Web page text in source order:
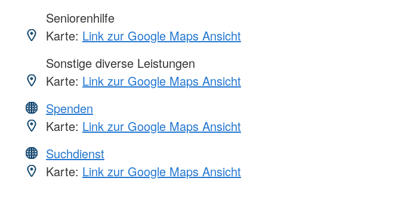
Seniorenhilfe
Karte: Link zur Google Maps Ansicht
Sonstige diverse Leistungen
Karte: Link zur Google Maps Ansicht
Spenden
Karte: Link zur Google Maps Ansicht
Suchdienst
Karte: Link zur Google Maps Ansicht